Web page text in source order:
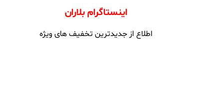
اینستاگرام بلاران
اطلاع از جدیدترین تخفیف های ویژه